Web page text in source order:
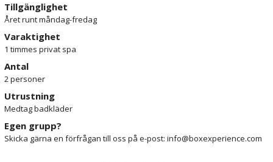
plats. Köp upplevelsen
idag, till dig själv eller för att ge bort som uppskattad present!
Tillgänglighet
Året runt måndag-fredag
Varaktighet
1 timmes privat spa
Antal
2 personer
Utrustning
Medtag badkläder
Egen grupp?
Skicka gärna en förfrågan till oss på e-post: info@boxexperience.com